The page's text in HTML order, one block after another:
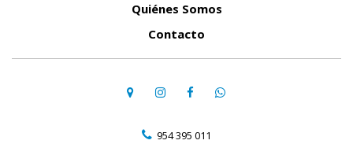
Quiénes Somos
Contacto
954 395 011